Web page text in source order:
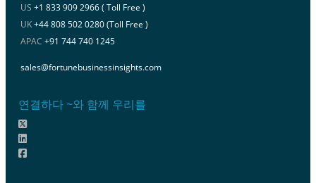
US +1 833 909 2966 ( Toll Free )
UK+44 808 502 0280 (Toll Free )
APAC +91 744 740 1245
sales@fortunebusinessinsights.com
연결하다 ~와 함께 우리를